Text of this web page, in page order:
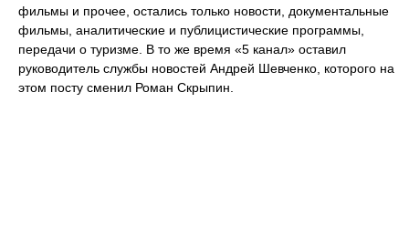
фильмы и прочее, остались только новости, документальные
фильмы, аналитические и публицистические программы,
передачи о туризме. В то же время «5 канал» оставил
руководитель службы новостей Андрей Шевченко, которого на
этом посту сменил Роман Скрыпин.